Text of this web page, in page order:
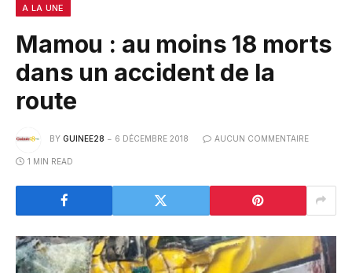
A LA UNE
Mamou : au moins 18 morts
dans un accident de la
route
BY GUINEE28 6 DÉCEMBRE 2018 AUCUN COMMENTAIRE
1 MIN READ